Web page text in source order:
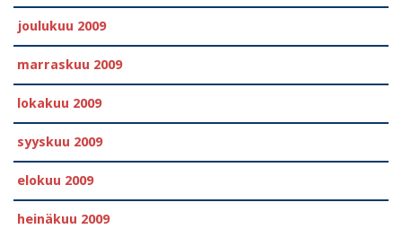
joulukuu 2009
marraskuu 2009
lokakuu 2009
syyskuu 2009
elokuu 2009
heinäkuu 2009